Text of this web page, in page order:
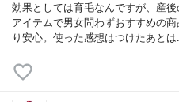
効果としては育毛なんですが、産
アイテムで男女問わずおすすめの
り安心。使った感想はつけたあと